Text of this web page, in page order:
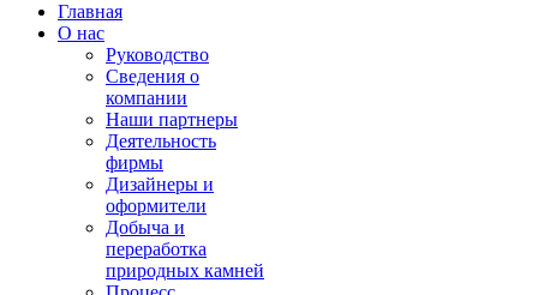
Главная
О нас
Руководство
Сведения о
компании
Наши партнеры
Деятельность
фирмы
Дизайнеры и
оформители
Добыча и
переработка
природных камней